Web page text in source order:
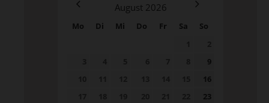
August 2026
Mo Di Mi Do Fr Sa
So
9
16
23